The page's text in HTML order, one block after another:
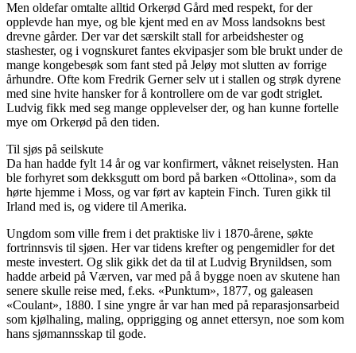
Men oldefar omtalte alltid Orkerød Gård med respekt, for der
opplevde han mye, og ble kjent med en av Moss landsokns best
drevne gårder. Der var det særskilt stall for arbeidshester og
stashester, og i vognskuret fantes ekvipasjer som ble brukt under de
mange kongebesøk som fant sted på Jeløy mot slutten av forrige
århundre. Ofte kom Fredrik Gerner selv ut i stallen og strøk dyrene
med sine hvite hansker for å kontrollere om de var godt striglet.
Ludvig fikk med seg mange opplevelser der, og han kunne fortelle
mye om Orkerød på den tiden.
Til sjøs på seilskute
Da han hadde fylt 14 år og var konfirmert, våknet reiselysten. Han
ble forhyret som dekksgutt om bord på barken «Ottolina», som da
hørte hjemme i Moss, og var ført av kaptein Finch. Turen gikk til
Irland med is, og videre til Amerika.
Ungdom som ville frem i det praktiske liv i 1870-årene, søkte
fortrinnsvis til sjøen. Her var tidens krefter og pengemidler for det
meste investert. Og slik gikk det da til at Ludvig Brynildsen, som
hadde arbeid på Værven, var med på å bygge noen av skutene han
senere skulle reise med, f.eks. «Punktum», 1877, og galeasen
«Coulant», 1880. I sine yngre år var han med på reparasjonsarbeid
som kjølhaling, maling, opprigging og annet ettersyn, noe som kom
hans sjømannsskap til gode.